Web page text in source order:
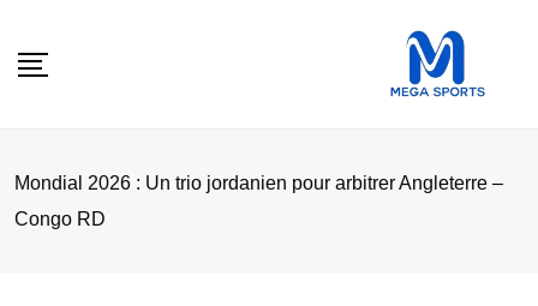
‎Mondial 2026 : Un trio jordanien pour arbitrer Angleterre –
Congo RD